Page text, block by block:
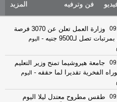
فن وترفيه المزيد
وزارة العمل تعلن عن 3070 فرصة
تصل لـ9500 جنيه
-
اليوم
جامعة هيروشيما تمنح وزير التعليم
الفخرية تقديرا لما حققه -
اليوم
طقس مطروح معتدل ليلا اليوم